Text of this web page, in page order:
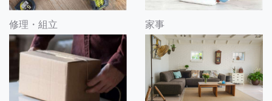
修理・組立 家事